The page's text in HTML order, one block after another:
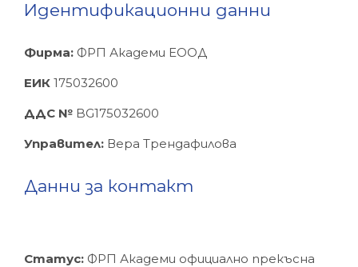
Идентификационни данни
Фирма: ФРП Академи ЕООД
ЕИК 175032600
ДДС № BG175032600
Управител: Вера Трендафилова
Данни за контакт
Статус: ФРП Академи официално прекъсна